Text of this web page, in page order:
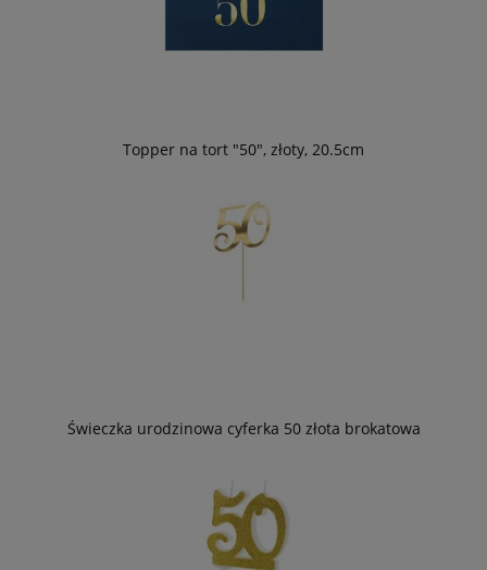
Topper na tort "50", złoty, 20.5cm
Świeczka urodzinowa cyferka 50 złota brokatowa